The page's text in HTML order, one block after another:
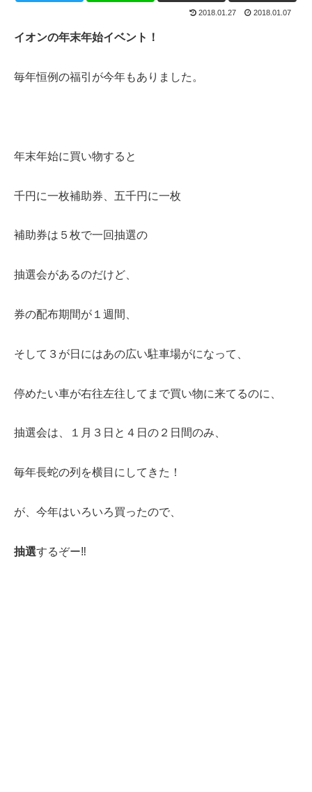
2018.01.27 2018.01.07
イオンの年末年始イベント！
毎年恒例の福引が今年もありました。
年末年始に買い物すると
千円に一枚補助券、五千円に一枚
補助券は５枚で一回抽選の
抽選会があるのだけど、
券の配布期間が１週間、
そして３が日にはあの広い駐車場がになって、
停めたい車が右往左往してまで買い物に来てるのに、
抽選会は、１月３日と４日の２日間のみ、
毎年長蛇の列を横目にしてきた！
が、今年はいろいろ買ったので、
抽選するぞー‼